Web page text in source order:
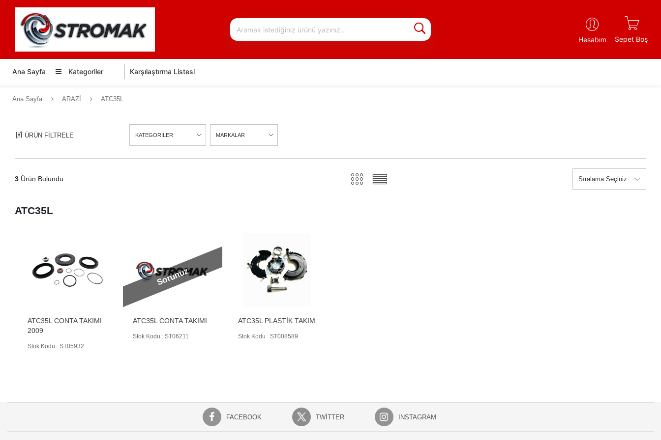
Hesabım Sepet Boş
Ana Sayfa Kategoriler Karşılaştırma Listesi
Ana Sayfa ARAZİ ATC35L
ÜRÜN FİLTRELE KATEGORİLER MARKALAR
3 Ürün Bulundu
ATC35L
ATC35L CONTA TAKIMI
2009
Stok Kodu : ST05932
Sorunuz
ATC35L CONTA TAKIMI
Stok Kodu : ST06211
ATC35L PLASTİK TAKIM
Stok Kodu : ST008589
FACEBOOK TWITTER INSTAGRAM